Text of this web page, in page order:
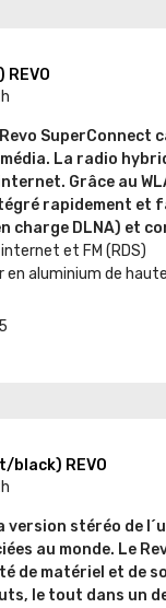
SuperConnect
La radio
Grâce au
rapidement et
charge DLNA) et
et FM (RDS)
en aluminium de
black) REVO
stéréo de
au monde. Le
de matériel et de
le tout dans un